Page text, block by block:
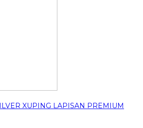
XUPING LAPISAN PREMIUM